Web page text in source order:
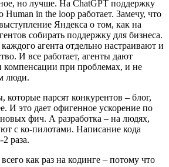
но лучше. На ChatGPT поддержку
Human in the loop работает. Замечу, что
Яндекса о том, как на
собирать поддержку для бизнеса.
агента отдельно настраивают и
И все работает, агенты дают
компенсации при проблемах, и не
люди.
которые парсят конкурентов – блог,
И это дает офигенное ускорение по
фич. А разработка – на людях,
с ко-пилотами. Написание кода
раза.
как раз на кодинге – потому что